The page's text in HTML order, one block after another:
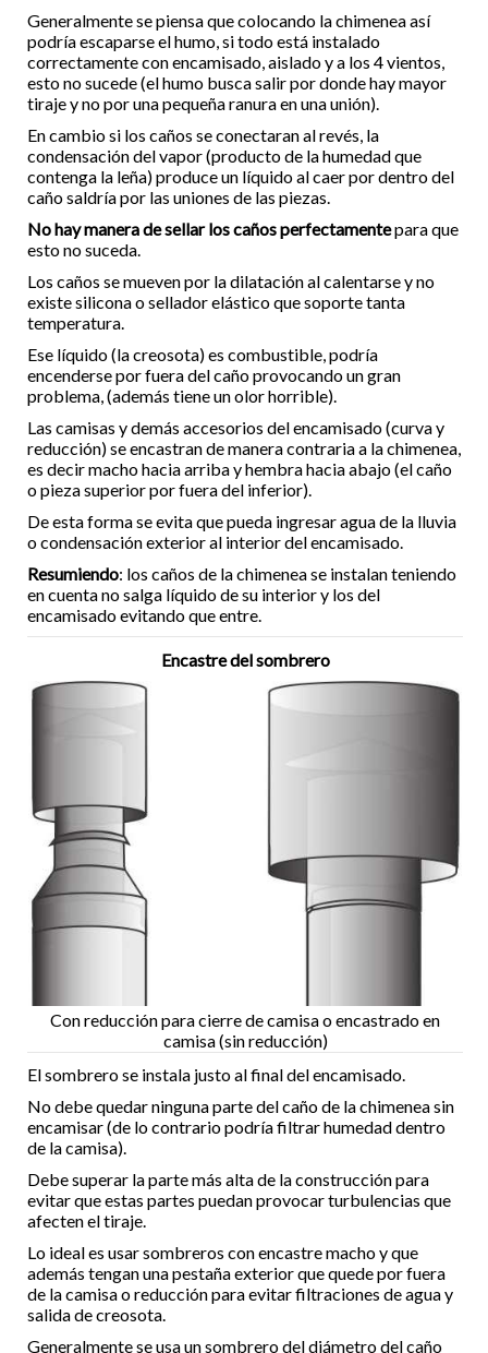
Generalmente se piensa que colocando la chimenea así
podría escaparse el humo, si todo está instalado
correctamente con encamisado, aislado y a los 4 vientos,
esto no sucede (el humo busca salir por donde hay mayor
tiraje y no por una pequeña ranura en una unión).
En cambio si los caños se conectaran al revés, la
condensación del vapor (producto de la humedad que
contenga la leña) produce un líquido al caer por dentro del
caño saldría por las uniones de las piezas.
No hay manera de sellar los caños perfectamentepara que
esto no suceda.
Los caños se mueven por la dilatación al calentarse y no
existe silicona o sellador elástico que soporte tanta
temperatura.
Ese líquido (la creosota) es combustible, podría
encenderse por fuera del caño provocando un gran
problema, (además tiene un olor horrible).
Las camisas y demás accesorios del encamisado (curva y
reducción) se encastran de manera contraria a la chimenea,
es decir macho hacia arriba y hembra hacia abajo (el caño
o pieza superior por fuera del inferior).
De esta forma se evita que pueda ingresar agua de la lluvia
o condensación exterior al interior del encamisado.
Resumiendo: los caños de la chimenea se instalan teniendo
en cuenta no salga líquido de su interior y los del
encamisado evitando que entre.
Encastre del sombrero
Con reducción para cierre de camisa o encastrado en
camisa (sin reducción)
El sombrero se instala justo al final del encamisado.
No debe quedar ninguna parte del caño de la chimenea sin
encamisar (de lo contrario podría filtrar humedad dentro
de la camisa).
Debe superar la parte más alta de la construcción para
evitar que estas partes puedan provocar turbulencias que
afecten el tiraje.
Lo ideal es usar sombreros con encastre macho y que
además tengan una pestaña exterior que quede por fuera
de la camisa o reducción para evitar filtraciones de agua y
salida de creosota.
Generalmente se usa un sombrero del diámetro del caño